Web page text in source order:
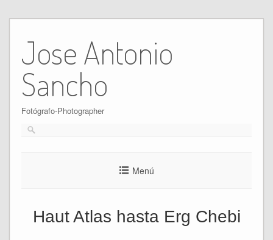
contenido
Jose Antonio
Sancho
Fotógrafo-Photographer
Menú
Haut Atlas hasta Erg Chebi